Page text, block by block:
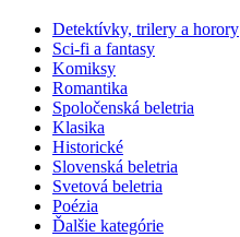
Detektívky, trilery a horory
Sci-fi a fantasy
Komiksy
Romantika
Spoločenská beletria
Klasika
Historické
Slovenská beletria
Svetová beletria
Poézia
Ďalšie kategórie